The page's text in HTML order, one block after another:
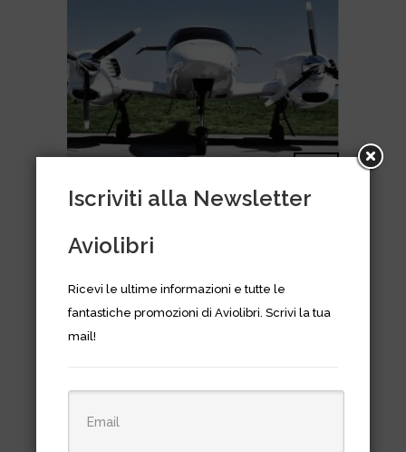
teorico pratica, VI ed.
45,00
A complete guide to radio
Iscriviti alla Newsletter
Aviolibri
Ricevi le ultime informazioni e tutte le
fantastiche promozioni di Aviolibri. Scrivi la tua
mail!